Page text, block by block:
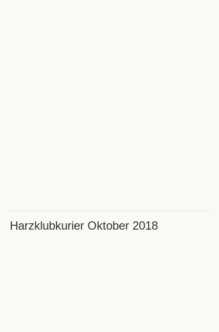
Harzklubkurier Oktober 2018